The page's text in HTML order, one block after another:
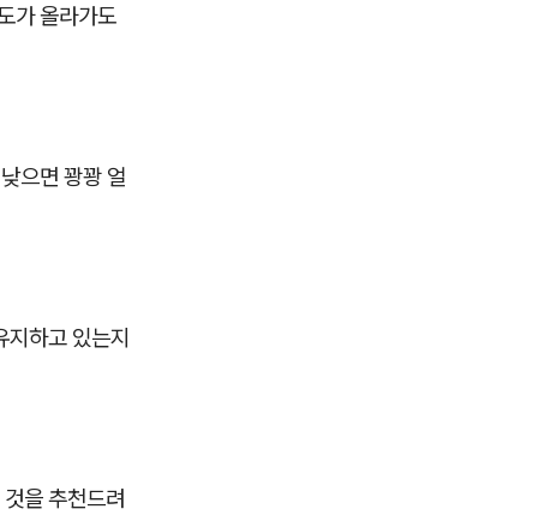
가 올라가도
으면 꽝꽝 얼
지하고 있는지
을 추천드려